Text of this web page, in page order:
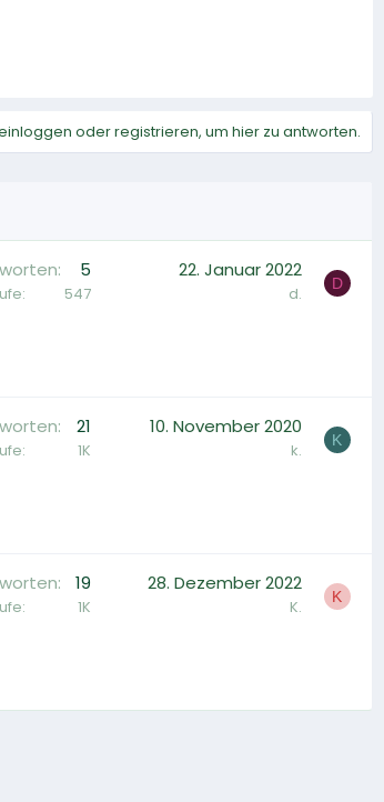
oder registrieren, um hier zu antworten.
5
547
22. Januar 2022
d. D
21
1K
10. November 2020
k. K
19
1K
28. Dezember 2022
K. K